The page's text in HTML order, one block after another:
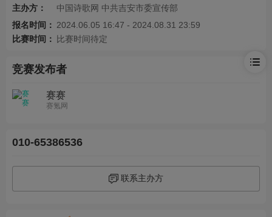
主办方：
中国诗歌网 中共吉安市委宣传部
报名时间： 2024.06.05 16:47 - 2024.08.31 23:59
比赛时间：
比赛时间待定
竞赛发布者
赛赛
赛氪网
010-65386536
联系主办方